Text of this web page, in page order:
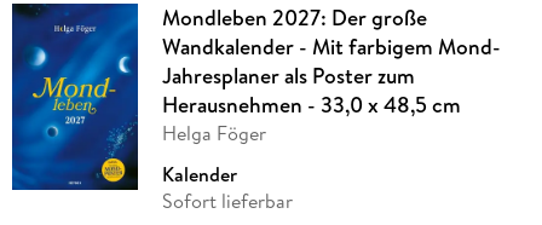
Mondleben 2027: Der große
Wandkalender - Mit farbigem Mond-
Jahresplaner als Poster zum
Herausnehmen - 33,0 x 48,5 cm
Helga Föger
Kalender
Sofort lieferbar